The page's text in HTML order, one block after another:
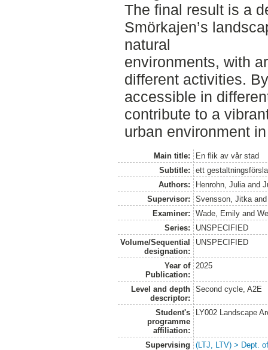
The final result is a
Smörkajen’s
natural
environments, with
different activities.
accessible in
contribute to a
urban environment
Main title:
En flik av vår stad
Subtitle:
ett
Authors:
Henrohn, Julia and
Supervisor:
Svensson, Jitka
Examiner:
Wade, Emily and
Series:
UNSPECIFIED
Volume/Sequential
designation:
UNSPECIFIED
Year of
Publication:
2025
Level and depth
descriptor:
Second cycle, A2E
Student's
programme
affiliation:
LY002 Landscape
Supervising
(LTJ, LTV) > Dept.